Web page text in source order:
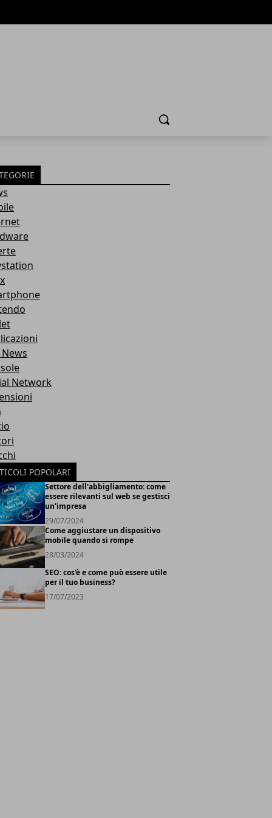
Cerca
Network
POPOLARI
Settore dell'abbigliamento: come
essere rilevanti sul web se gestisci
un'impresa
29/07/2024
Come aggiustare un dispositivo
mobile quando si rompe
28/03/2024
SEO: cos'è e come può essere utile
per il tuo business?
17/07/2023